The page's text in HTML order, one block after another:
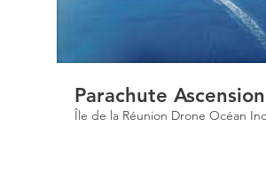
Parachute
Île de la Réunion Drone Océan